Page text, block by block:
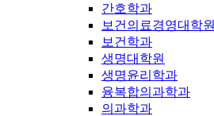
간호학과
보건의료경영대학원
보건학과
생명대학원
생명윤리학과
융복합의과학과
의과학과